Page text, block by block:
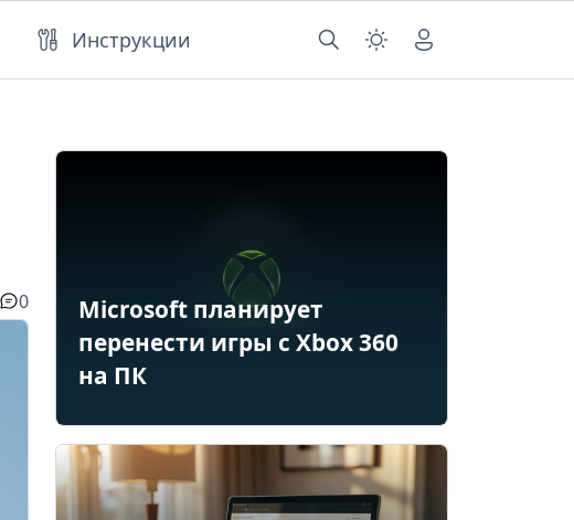
Инструкции
0
Microsoft планирует
перенести игры с Xbox 360
на ПК